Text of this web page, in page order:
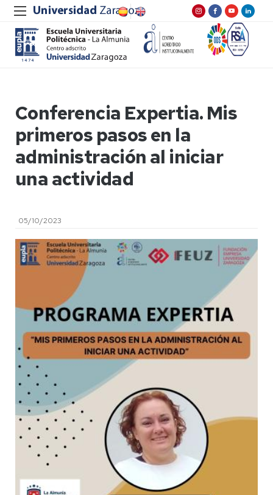
Conferencia Expertia. Mis
primeros pasos en la
administración al iniciar
una actividad
05/10/2023